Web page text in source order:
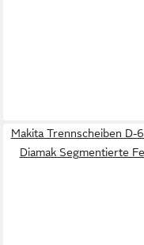
Makita Trennscheiben D-
Diamak Segmentierte